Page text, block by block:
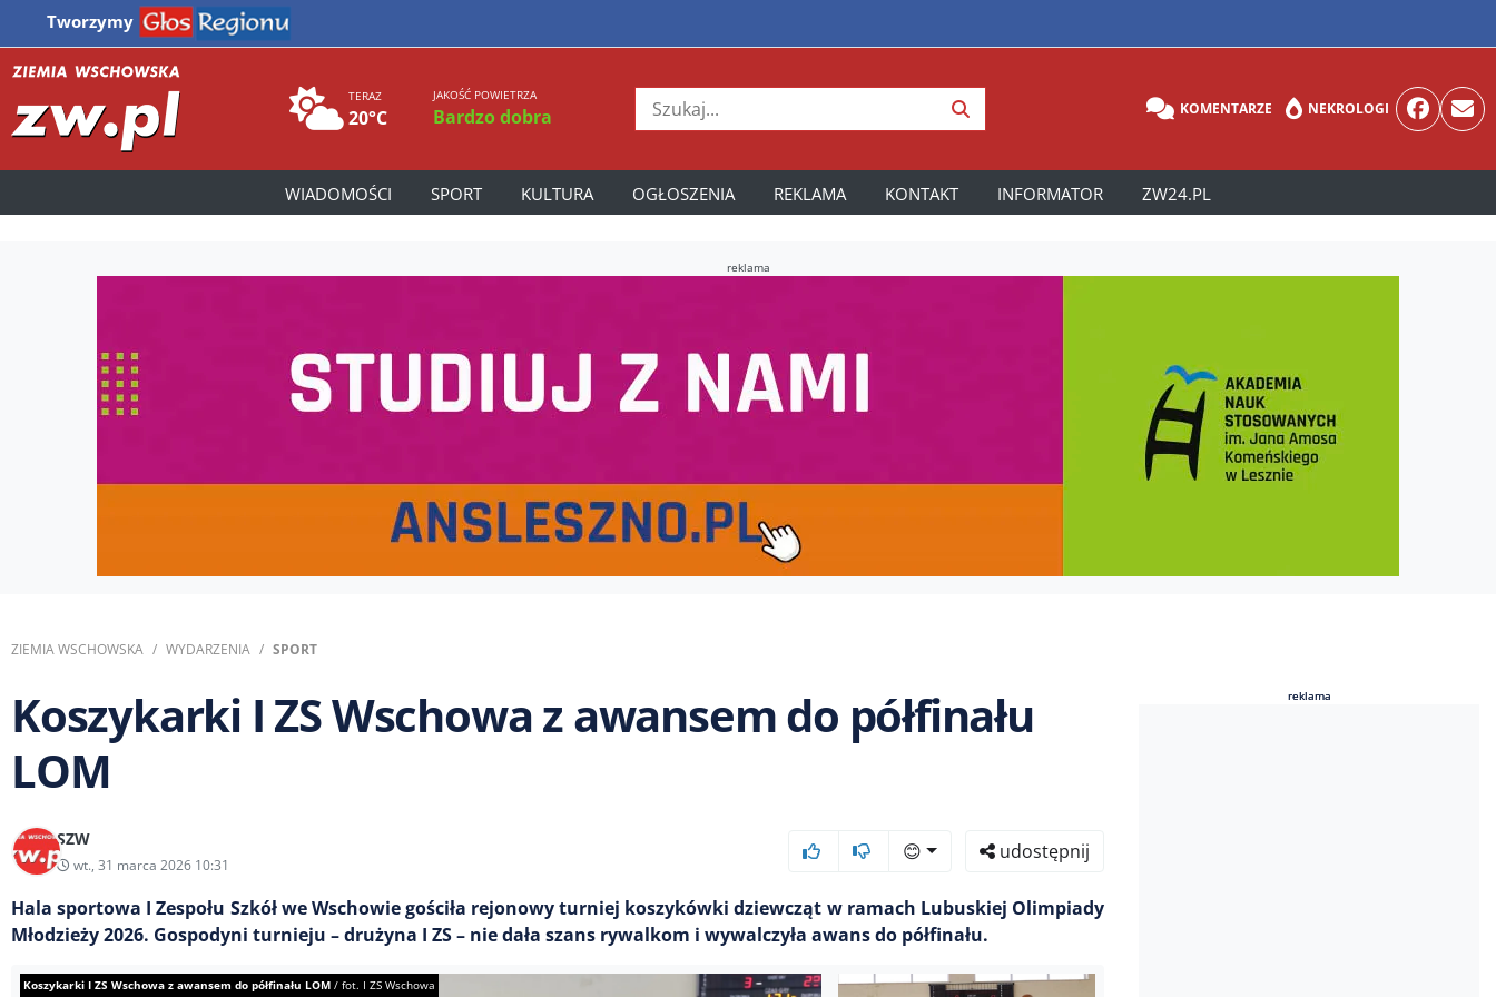
Tworzymy
TERAZ
20°C
JAKOŚĆ POWIETRZA
Bardzo dobra KOMENTARZE NEKROLOGI
WIADOMOŚCI SPORT KULTURA OGŁOSZENIA REKLAMA KONTAKT INFORMATOR ZW24.PL
reklama
ZIEMIA WSCHOWSKA WYDARZENIA SPORT
Koszykarki I ZS Wschowa z awansem do półfinału
LOM
SZW
wt., 31 marca 2026 10:31
😊 udostępnij
Hala sportowa I Zespołu Szkół we Wschowie gościła rejonowy turniej koszykówki dziewcząt w ramach Lubuskiej Olimpiady
Młodzieży 2026. Gospodyni turnieju – drużyna I ZS – nie dała szans rywalkom i wywalczyła awans do półfinału.
Koszykarki I ZS Wschowa z awansem do półfinału LOM / fot. I ZS Wschowa
reklama
reklama